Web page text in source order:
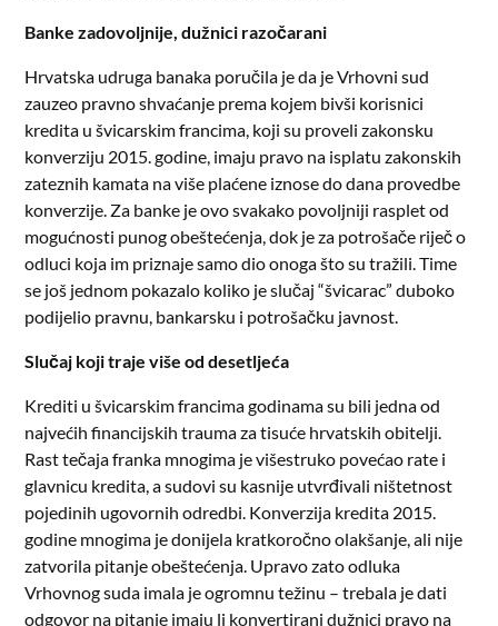
Banke zadovoljnije, dužnici razočarani
Hrvatska udruga banaka poručila je da je Vrhovni sud
zauzeo pravno shvaćanje prema kojem bivši korisnici
kredita u švicarskim francima, koji su proveli zakonsku
konverziju 2015. godine, imaju pravo na isplatu zakonskih
zateznih kamata na više plaćene iznose do dana provedbe
konverzije. Za banke je ovo svakako povoljniji rasplet od
mogućnosti punog obeštećenja, dok je za potrošače riječ o
odluci koja im priznaje samo dio onoga što su tražili. Time
se još jednom pokazalo koliko je slučaj “švicarac” duboko
podijelio pravnu, bankarsku i potrošačku javnost.
Slučaj koji traje više od desetljeća
Krediti u švicarskim francima godinama su bili jedna od
najvećih financijskih trauma za tisuće hrvatskih obitelji.
Rast tečaja franka mnogima je višestruko povećao rate i
glavnicu kredita, a sudovi su kasnije utvrđivali ništetnost
pojedinih ugovornih odredbi. Konverzija kredita 2015.
godine mnogima je donijela kratkoročno olakšanje, ali nije
zatvorila pitanje obeštećenja. Upravo zato odluka
Vrhovnog suda imala je ogromnu težinu – trebala je dati
odgovor na pitanje imaju li konvertirani dužnici pravo na